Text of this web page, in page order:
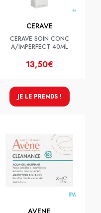
CERAVE
CERAVE SOIN CONC
A/IMPERFECT 40ML
13,50€
JE LE PRENDS !
AVENE